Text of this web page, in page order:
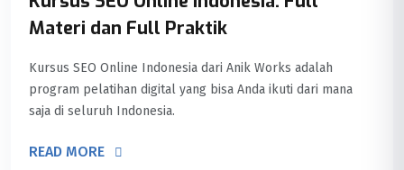
Materi dan Full Praktik
Kursus SEO Online Indonesia dari Anik Works adalah
program pelatihan digital yang bisa Anda ikuti dari mana
saja di seluruh Indonesia.
READ MORE